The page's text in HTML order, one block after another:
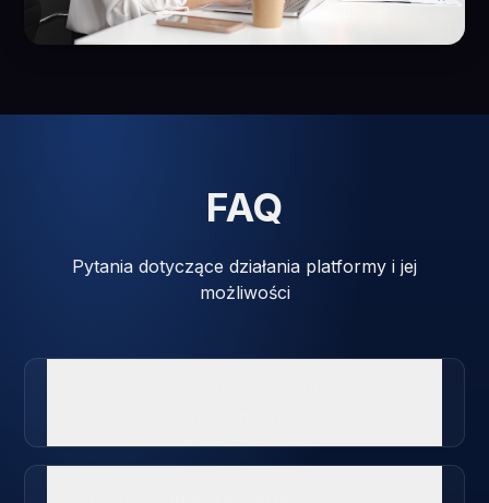
FAQ
Pytania dotyczące działania platformy i jej
możliwości